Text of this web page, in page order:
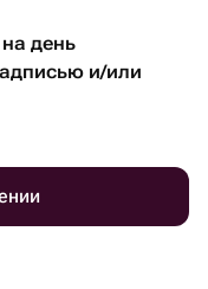
день
и/или